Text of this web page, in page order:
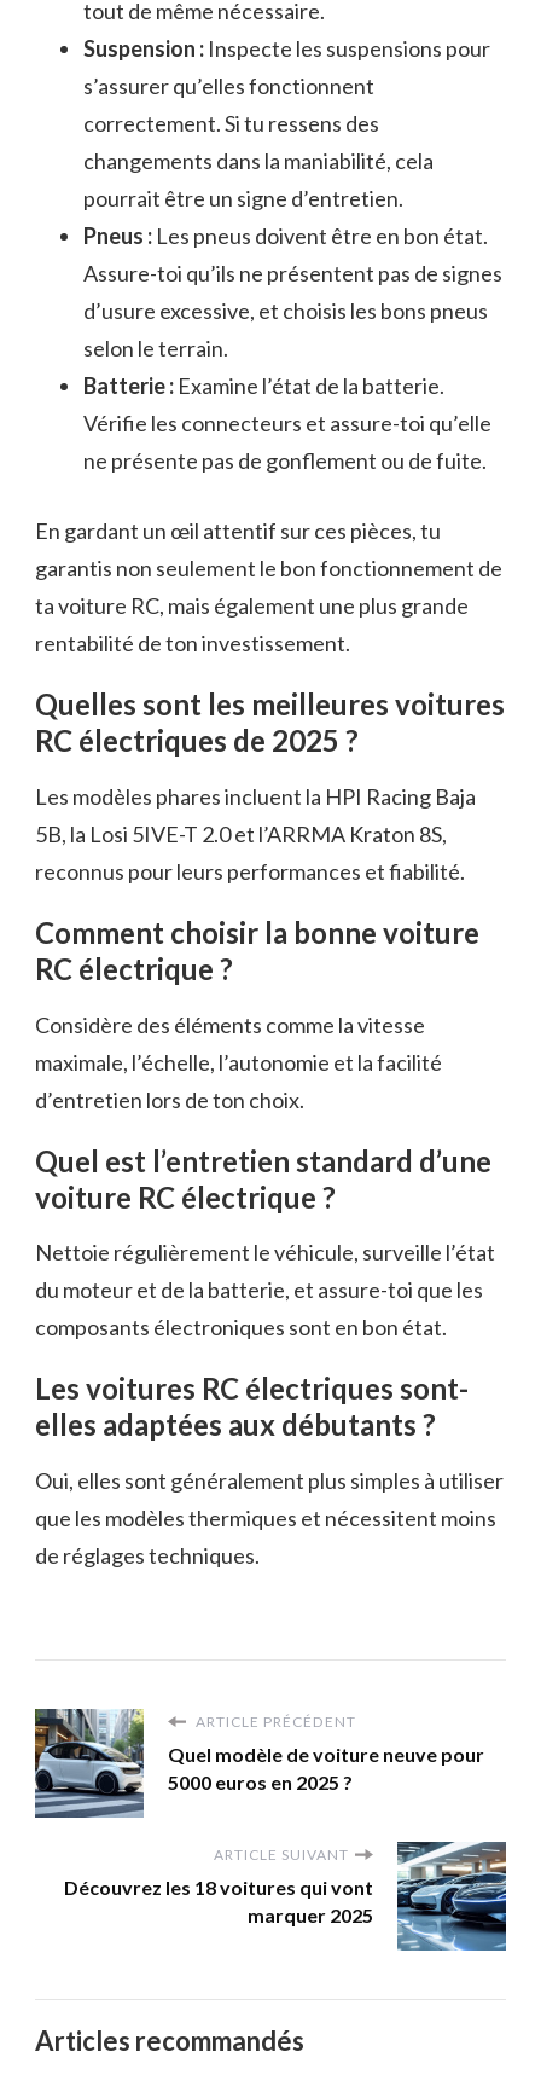
tout de même nécessaire.
Suspension : Inspecte les suspensions pour
s’assurer qu’elles fonctionnent
correctement. Si tu ressens des
changements dans la maniabilité, cela
pourrait être un signe d’entretien.
Pneus : Les pneus doivent être en bon état.
Assure-toi qu’ils ne présentent pas de signes
d’usure excessive, et choisis les bons pneus
selon le terrain.
Batterie : Examine l’état de la batterie.
Vérifie les connecteurs et assure-toi qu’elle
ne présente pas de gonflement ou de fuite.
En gardant un œil attentif sur ces pièces, tu
garantis non seulement le bon fonctionnement de
ta voiture RC, mais également une plus grande
rentabilité de ton investissement.
Quelles sont les meilleures voitures
RC électriques de 2025 ?
Les modèles phares incluent la HPI Racing Baja
5B, la Losi 5IVE-T 2.0 et l’ARRMA Kraton 8S,
reconnus pour leurs performances et fiabilité.
Comment choisir la bonne voiture
RC électrique ?
Considère des éléments comme la vitesse
maximale, l’échelle, l’autonomie et la facilité
d’entretien lors de ton choix.
Quel est l’entretien standard d’une
voiture RC électrique ?
Nettoie régulièrement le véhicule, surveille l’état
du moteur et de la batterie, et assure-toi que les
composants électroniques sont en bon état.
Les voitures RC électriques sont-
elles adaptées aux débutants ?
Oui, elles sont généralement plus simples à utiliser
que les modèles thermiques et nécessitent moins
de réglages techniques.
ARTICLE PRÉCÉDENT
Quel modèle de voiture neuve pour
5000 euros en 2025 ?
ARTICLE SUIVANT
Découvrez les 18 voitures qui vont
marquer 2025
Articles recommandés